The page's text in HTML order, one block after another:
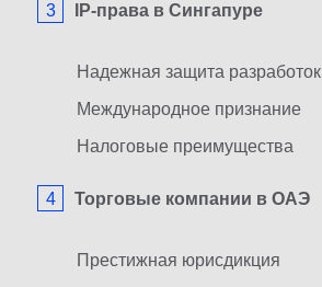
IP-права в Сингапуре
Надежная защита разработок
Международное признание
Налоговые преимущества
Торговые компании в ОАЭ
Престижная юрисдикция